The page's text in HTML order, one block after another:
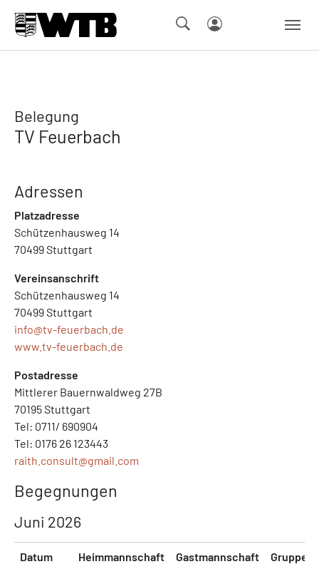
Belegung
TV Feuerbach
Adressen
Platzadresse
Schützenhausweg 14
70499 Stuttgart
Vereinsanschrift
Schützenhausweg 14
70499 Stuttgart
info@tv-feuerbach.de
www.tv-feuerbach.de
Postadresse
Mittlerer Bauernwaldweg 27B
70195 Stuttgart
Tel: 0711/ 690904
Tel: 0176 26 123443
raith.consult@gmail.com
Begegnungen
Juni 2026
Datum Heimmannschaft Gastmannschaft Gruppe